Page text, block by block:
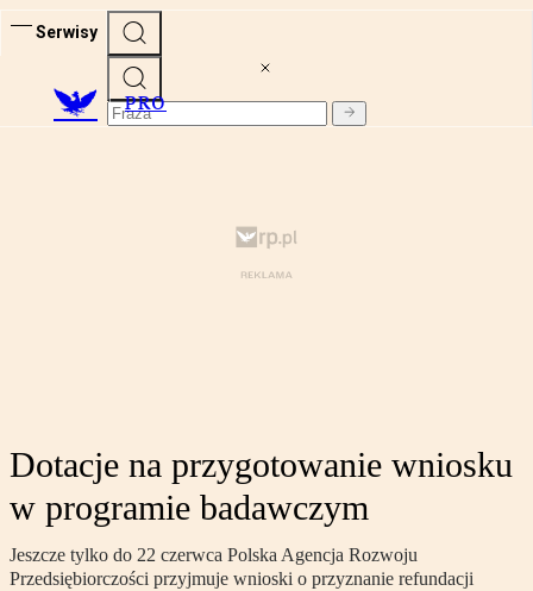
Serwisy
PRO
Dotacje na przygotowanie wniosku
w programie badawczym
Jeszcze tylko do 22 czerwca Polska Agencja Rozwoju
Przedsiębiorczości przyjmuje wnioski o przyznanie refundacji